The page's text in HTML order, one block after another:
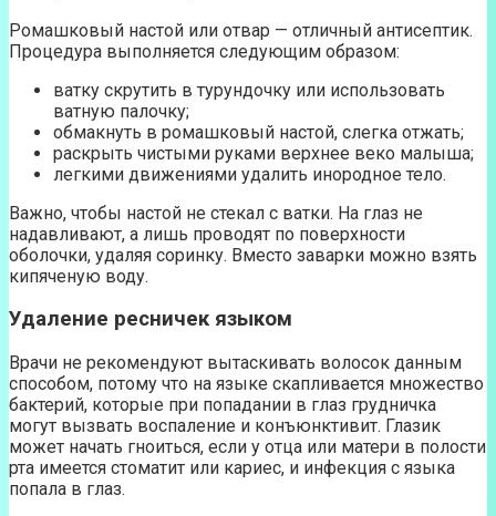
Ромашковый настой или отвар — отличный антисептик.
Процедура выполняется следующим образом:
ватку скрутить в турундочку или использовать
ватную палочку;
обмакнуть в ромашковый настой, слегка отжать;
раскрыть чистыми руками верхнее веко малыша;
легкими движениями удалить инородное тело.
Важно, чтобы настой не стекал с ватки. На глаз не
надавливают, а лишь проводят по поверхности
оболочки, удаляя соринку. Вместо заварки можно взять
кипяченую воду.
Удаление ресничек языком
Врачи не рекомендуют вытаскивать волосок данным
способом, потому что на языке скапливается множество
бактерий, которые при попадании в глаз грудничка
могут вызвать воспаление и конъюнктивит. Глазик
может начать гноиться, если у отца или матери в полости
рта имеется стоматит или кариес, и инфекция с языка
попала в глаз.